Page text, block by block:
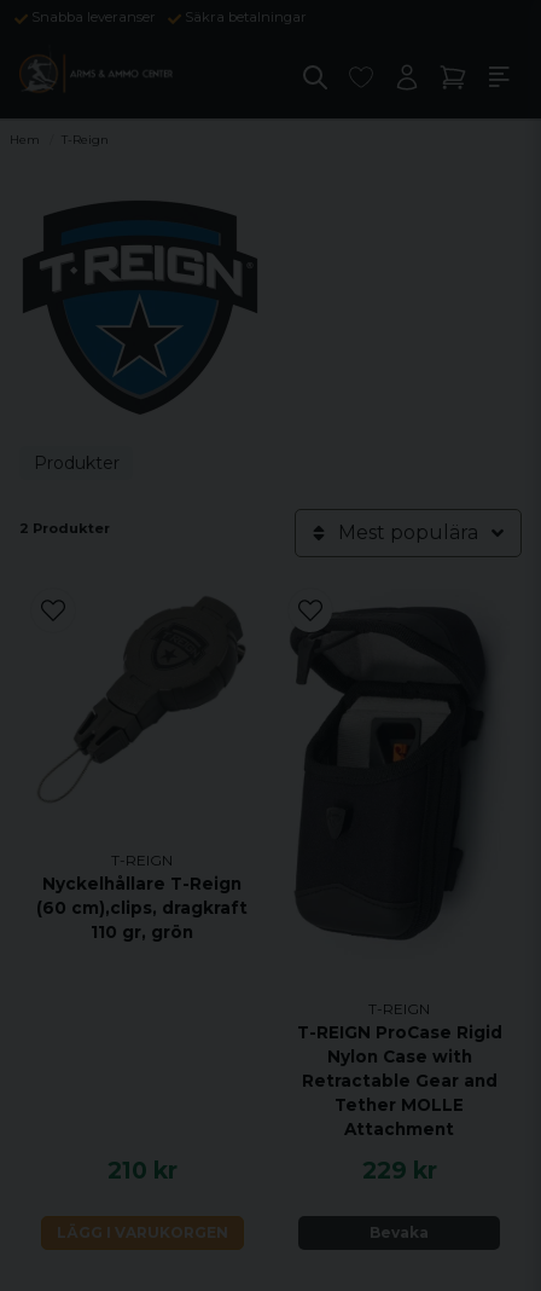
Snabba leveranser Säkra betalningar
Hem T-Reign
Produkter
2 Produkter Mest populära
T-REIGN
Nyckelhållare T-Reign
(60 cm),clips, dragkraft
110 gr, grön
210 kr
LÄGG I VARUKORGEN
T-REIGN
T-REIGN ProCase Rigid
Nylon Case with
Retractable Gear and
Tether MOLLE
Attachment
229 kr
Bevaka